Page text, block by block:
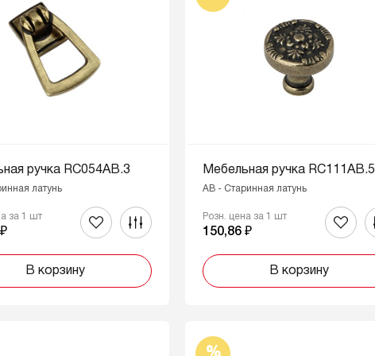
ручка RC054AB.3
латунь
за 1 шт
В корзину
Мебельная ручка RC111AB.5
AB - Старинная латунь
Розн. цена за 1 шт
150,86 ₽
В корзину